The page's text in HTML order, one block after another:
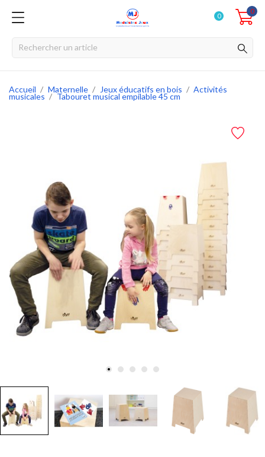
0
0
Accueil Maternelle Jeux éducatifs en bois Activités
musicales Tabouret musical empilable 45 cm